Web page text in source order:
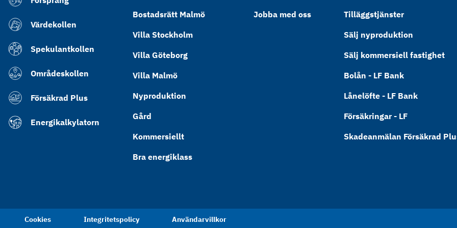
Värdekollen
Spekulantkollen
Områdeskollen
Försäkrad Plus
Energikalkylatorn
Bostadsrätt Malmö
Villa Stockholm
Villa Göteborg
Villa Malmö
Nyproduktion
Gård
Kommersiellt
Bra energiklass
Jobba med oss
Tilläggstjänster
Sälj nyproduktion
Sälj kommersiell fastighet
Bolån - LF Bank
Lånelöfte - LF Bank
Försäkringar - LF
Skadeanmälan Försäkrad
Cookies Integritetspolicy Användarvillkor